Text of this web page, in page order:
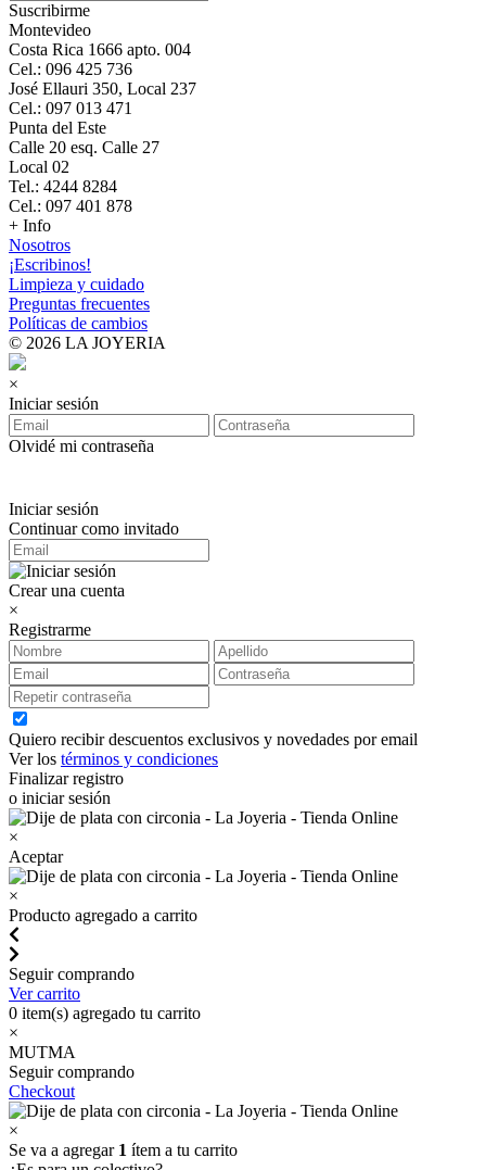
Suscribirme
Montevideo
Costa Rica 1666 apto. 004
Cel.: 096 425 736
José Ellauri 350, Local 237
Cel.: 097 013 471
Punta del Este
Calle 20 esq. Calle 27
Local 02
Tel.: 4244 8284
Cel.: 097 401 878
+ Info
Nosotros
¡Escribinos!
Limpieza y cuidado
Preguntas frecuentes
Políticas de cambios
© 2026 LA JOYERIA
×
Iniciar sesión
Olvidé mi contraseña
Iniciar sesión
Continuar como invitado
Crear una cuenta
×
Registrarme
Quiero recibir descuentos exclusivos y novedades por email
Ver los términos y condiciones
Finalizar registro
o iniciar sesión
×
Aceptar
×
Producto agregado a carrito
Seguir comprando
Ver carrito
0 item(s) agregado tu carrito
×
MUTMA
Seguir comprando
Checkout
×
Se va a agregar 1 ítem a tu carrito